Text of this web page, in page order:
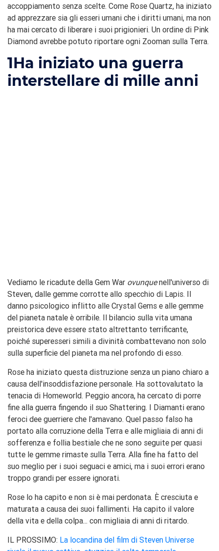
accoppiamento senza scelte. Come Rose Quartz, ha iniziato
ad apprezzare sia gli esseri umani che i diritti umani, ma non
ha mai cercato di liberare i suoi prigionieri. Un ordine di Pink
Diamond avrebbe potuto riportare ogni Zooman sulla Terra.
1Ha iniziato una guerra
interstellare di mille anni
Vediamo le ricadute della Gem War ovunquenell'universo di
Steven, dalle gemme corrotte allo specchio di Lapis. Il
danno psicologico inflitto alle Crystal Gems e alle gemme
del pianeta natale è orribile. Il bilancio sulla vita umana
preistorica deve essere stato altrettanto terrificante,
poiché superesseri simili a divinità combattevano non solo
sulla superficie del pianeta ma nel profondo di esso.
Rose ha iniziato questa distruzione senza un piano chiaro a
causa dell'insoddisfazione personale. Ha sottovalutato la
tenacia di Homeworld. Peggio ancora, ha cercato di porre
fine alla guerra fingendo il suo Shattering. I Diamanti erano
feroci dee guerriere che l'amavano. Quel passo falso ha
portato alla corruzione della Terra e alle migliaia di anni di
sofferenza e follia bestiale che ne sono seguite per quasi
tutte le gemme rimaste sulla Terra. Alla fine ha fatto del
suo meglio per i suoi seguaci e amici, ma i suoi errori erano
troppo grandi per essere ignorati.
Rose lo ha capito e non si è mai perdonata. È cresciuta e
maturata a causa dei suoi fallimenti. Ha capito il valore
della vita e della colpa... con migliaia di anni di ritardo.
IL PROSSIMO: La locandina del film di Steven Universe